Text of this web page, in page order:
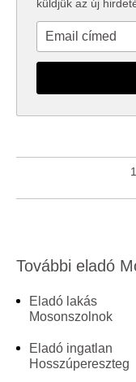
küldjük az új
További eladó
Eladó lakás
Mosonszolnok
Eladó ingatlan
Hosszúpereszteg